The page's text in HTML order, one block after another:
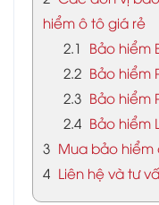
hiểm ô tô giá rẻ
2.1
Bảo hiểm
2.2 Bảo hiểm
2.3 Bảo hiểm
2.4 Bảo hiểm
3 Mua bảo hiểm
4 Liên hệ và tư